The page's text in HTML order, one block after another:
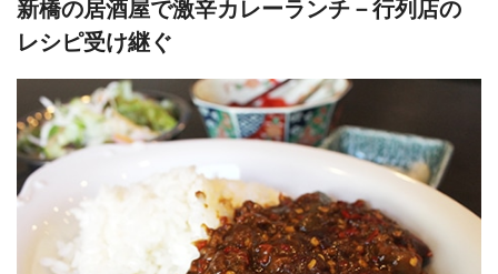
新橋の居酒屋で激辛カレーランチ－行列店の
レシピ受け継ぐ